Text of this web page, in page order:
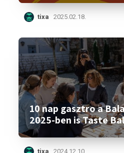
tixa 2025.02.18.
10 nap gasztro a
2025-ben is Taste